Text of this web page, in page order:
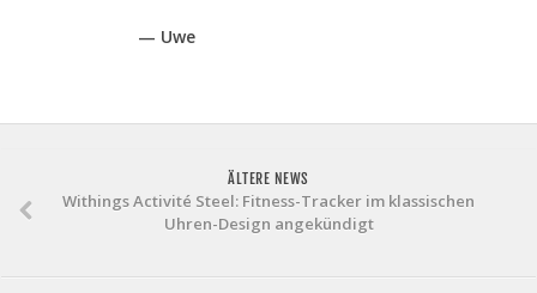
— Uwe
ÄLTERE NEWS
Withings Activité Steel: Fitness-Tracker im klassischen
Uhren-Design angekündigt